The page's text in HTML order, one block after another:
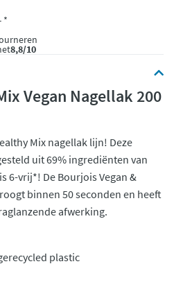
*
8,8/10
Vegan Nagellak 200
Mix nagellak lijn! Deze
uit 69% ingrediënten van
6-vrij*! De Bourjois Vegan &
binnen 50 seconden en heeft
afwerking.
plastic